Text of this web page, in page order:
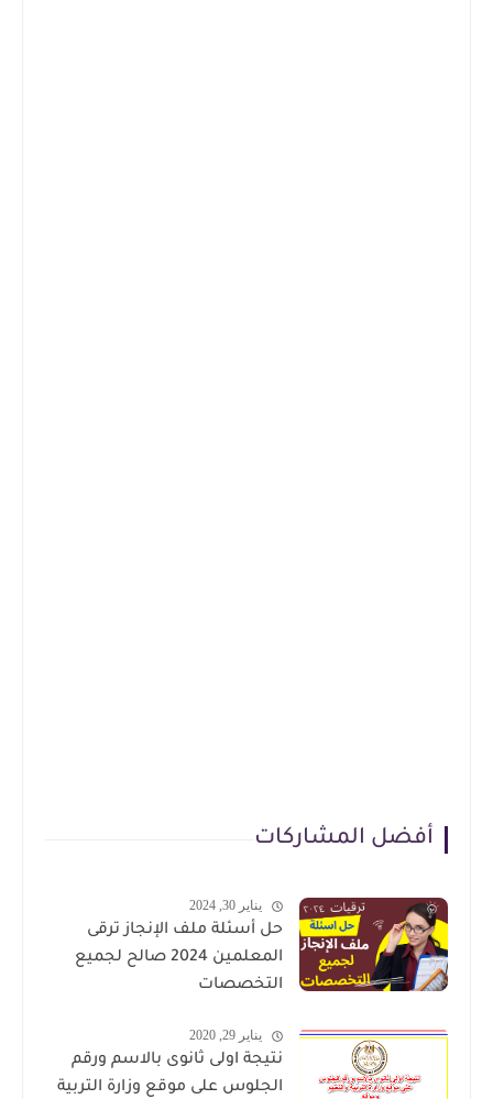
أفضل المشاركات
يناير 30, 2024
حل أسئلة ملف الإنجاز ترقى
المعلمين 2024 صالح لجميع
التخصصات
يناير 29, 2020
نتيجة اولى ثانوى بالاسم ورقم
الجلوس على موقع وزارة التربية